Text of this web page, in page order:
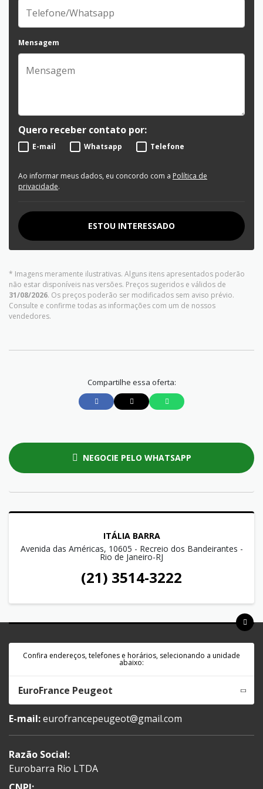
Mensagem
Quero receber contato por:
E-mail Whatsapp Telefone
Ao informar meus dados, eu concordo com a Política de
privacidade.
ESTOU INTERESSADO
* Imagens meramente ilustrativas. Alguns itens apresentados poderão
não estar disponíveis nas versões. Preços sugeridos e válidos de
31/08/2026. Os preços poderão ser modificados sem aviso prévio.
Consulte e confirme todas as informações com um de nossos
vendedores.
Compartilhe essa oferta:
NEGOCIE PELO WHATSAPP
ITÁLIA BARRA
Avenida das Américas, 10605 - Recreio dos Bandeirantes -
Rio de Janeiro-RJ
(21) 3514-3222
Confira endereços, telefones e horários, selecionando a unidade
abaixo:
EuroFrance Peugeot
E-mail:eurofrancepeugeot@gmail.com
Razão Social:
Eurobarra Rio LTDA